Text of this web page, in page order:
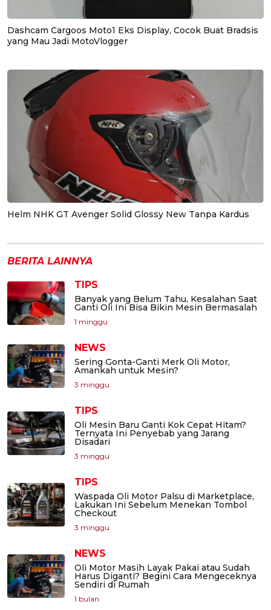
Dashcam Cargoos Moto1 Eks Display, Cocok Buat Bradsis
yang Mau Jadi MotoVlogger
Helm NHK GT Avenger Solid Glossy New Tanpa Kardus
BERITA LAINNYA
TIPS
Banyak yang Belum Tahu, Kesalahan Saat
Ganti Oli Ini Bisa Bikin Mesin Bermasalah
1 minggu
NEWS
Sering Gonta-Ganti Merk Oli Motor,
Amankah untuk Mesin?
3 minggu
TIPS
Oli Mesin Baru Ganti Kok Cepat Hitam?
Ternyata Ini Penyebab yang Jarang
Disadari
3 minggu
TIPS
Waspada Oli Motor Palsu di Marketplace,
Lakukan Ini Sebelum Menekan Tombol
Checkout
3 minggu
NEWS
Oli Motor Masih Layak Pakai atau Sudah
Harus Diganti? Begini Cara Mengeceknya
Sendiri di Rumah
1 bulan